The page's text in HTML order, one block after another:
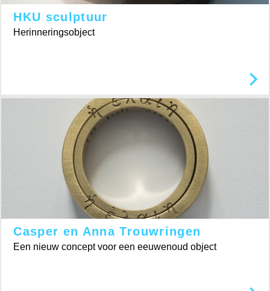
HKU sculptuur
Herinneringsobject
Casper en Anna Trouwringen
Een nieuw concept voor een eeuwenoud object